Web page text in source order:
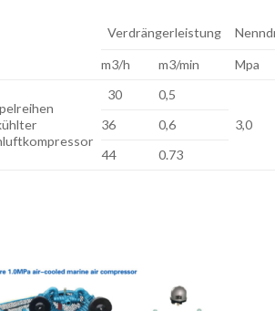
Verdrängerleistung
m3/h m3/min Mpa
30
0,5
3,0
36 0,6
44
0.73